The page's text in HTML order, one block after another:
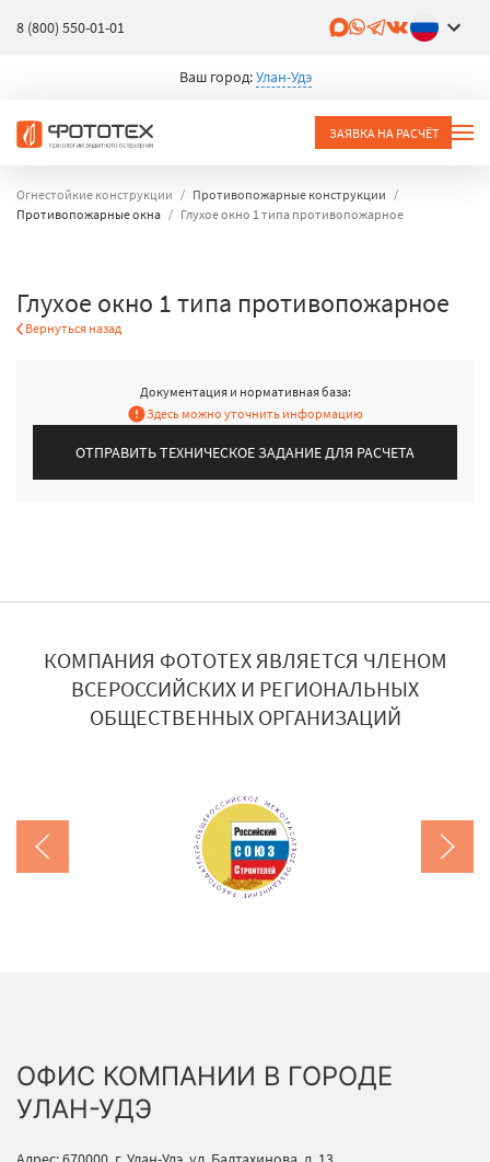
8 (800) 550-01-01
Ваш город:Улан-Удэ
ЗАЯВКА НА РАСЧЁТ
Огнестойкие конструкции
Противопожарные конструкции
Противопожарные окна
Глухое окно 1 типа противопожарное
Глухое окно 1 типа противопожарное
Вернуться назад
Документация и нормативная база:
Здесь можно уточнить информацию
ОТПРАВИТЬ ТЕХНИЧЕСКОЕ ЗАДАНИЕ ДЛЯ РАСЧЕТА
КОМПАНИЯ ФОТОТЕХ ЯВЛЯЕТСЯ ЧЛЕНОМ
ВСЕРОССИЙСКИХ И РЕГИОНАЛЬНЫХ
ОБЩЕСТВЕННЫХ ОРГАНИЗАЦИЙ
ОФИС КОМПАНИИ В ГОРОДЕ
УЛАН-УДЭ